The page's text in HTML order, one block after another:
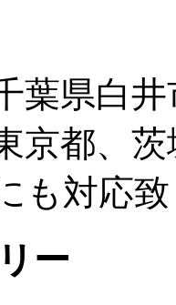
葉県白
京都、
も対応
ー